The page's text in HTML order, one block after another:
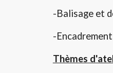
-Balisage et
-
Thèmes